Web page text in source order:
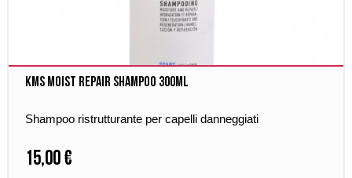
Kms Moist Repair Shampoo 300ml
Shampoo ristrutturante per capelli danneggiati
15,00 €